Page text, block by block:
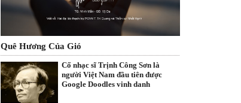
Quê Hương Của Gió
Cố nhạc sĩ Trịnh Công Sơn là
người Việt Nam đầu tiên được
Google Doodles vinh danh